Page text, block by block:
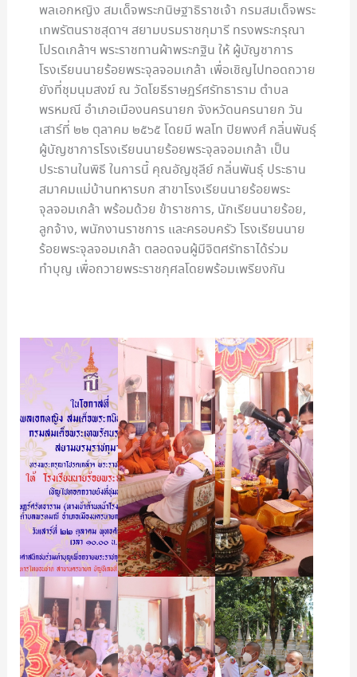
พลเอกหญิง สมเด็จพระกนิษฐาธิราชเจ้า กรมสมเด็จพระ
เทพรัตนราชสุดาฯ สยามบรมราชกุมารี ทรงพระกรุณา
โปรดเกล้าฯ พระราชทานผ้าพระกฐิน ให้ ผู้บัญชาการ
โรงเรียนนายร้อยพระจุลจอมเกล้า เพื่อเชิญไปทอดถวาย
ยังที่ชุมนุมสงฆ์ ณ วัดโยธีราษฎร์ศรัทธาราม ตำบล
พรหมณี อำเภอเมืองนครนายก จังหวัดนครนายก วัน
เสาร์ที่ ๒๒ ตุลาคม ๒๕๖๕ โดยมี พลโท ปิยพงศ์ กลิ่นพันธ์ุ
ผู้บัญชาการโรงเรียนนายร้อยพระจุลจอมเกล้า เป็น
ประธานในพิธี ในการนี้ คุณอัญชุลีย์ กลิ่นพันธุ์ ประธาน
สมาคมแม่บ้านทหารบก สาขาโรงเรียนนายร้อยพระ
จุลจอมเกล้า พร้อมด้วย ข้าราชการ, นักเรียนนายร้อย,
ลูกจ้าง, พนักงานราชการ และครอบครัว โรงเรียนนาย
ร้อยพระจุลจอมเกล้า ตลอดจนผู้มีจิตศรัทธาได้ร่วม
ทำบุญ เพื่อถวายพระราชกุศลโดยพร้อมเพรียงกัน